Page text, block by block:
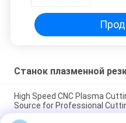
Китая
Станок плазменной
High Speed CNC Plasma
Source for Professional